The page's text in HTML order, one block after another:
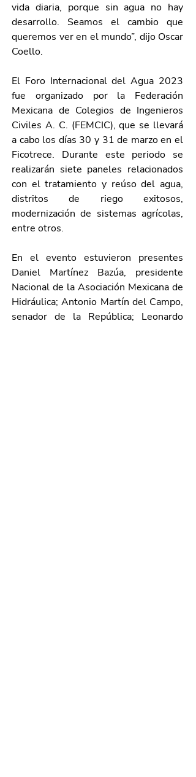
vida diaria, porque sin agua no hay
desarrollo. Seamos el cambio que
queremos ver en el mundo”, dijo Oscar
Coello.
El Foro Internacional del Agua 2023
fue organizado por la Federación
Mexicana de Colegios de Ingenieros
Civiles A. C. (FEMCIC), que se llevará
a cabo los días 30 y 31 de marzo en el
Ficotrece. Durante este periodo se
realizarán siete paneles relacionados
con el tratamiento y reúso del agua,
distritos de riego exitosos,
modernización de sistemas agrícolas,
entre otros.
En el evento estuvieron presentes
Daniel Martínez Bazúa, presidente
Nacional de la Asociación Mexicana de
Hidráulica; Antonio Martín del Campo,
senador de la República; Leonardo